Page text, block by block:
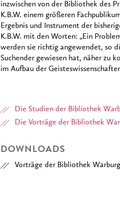
inzwischen von der Bibliothek des
K.B.W. einem größeren
Ergebnis und Instrument der
K.B.W. mit den Worten: „Ein
werden sie richtig angewendet, so
Suchender gewiesen hat, näher zu
im Aufbau der
Die Studien der Bibliothek
Die Vorträge der Bibliothek
DOWNLOADS
Vorträge der Bibliothek